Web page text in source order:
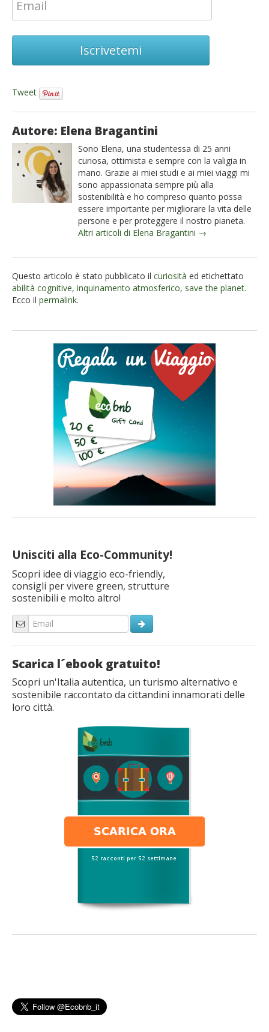
Iscrivetemi
Tweet
Autore: Elena Bragantini
Sono Elena, una studentessa di 25 anni
curiosa, ottimista e sempre con la valigia in
mano. Grazie ai miei studi e ai miei viaggi mi
sono appassionata sempre più alla
sostenibilità e ho compreso quanto possa
essere importante per migliorare la vita delle
persone e per proteggere il nostro pianeta.
Altri articoli di Elena Bragantini →
Questo articolo è stato pubblicato il curiosità ed etichettato
abilità cognitive, inquinamento atmosferico, save the planet.
Ecco il permalink.
Unisciti alla Eco-Community!
Scopri idee di viaggio eco-friendly,
consigli per vivere green, strutture
sostenibili e molto altro!
Scarica l´ebook gratuito!
Scopri un'Italia autentica, un turismo alternativo e
sostenibile raccontato da cittandini innamorati delle
loro città.